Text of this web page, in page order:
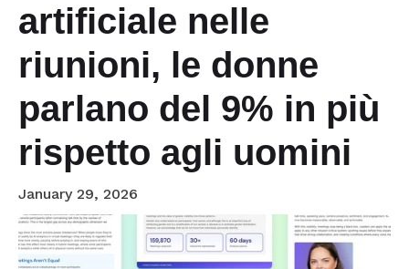
artificiale nelle
riunioni, le donne
parlano del 9% in più
rispetto agli uomini
January 29, 2026